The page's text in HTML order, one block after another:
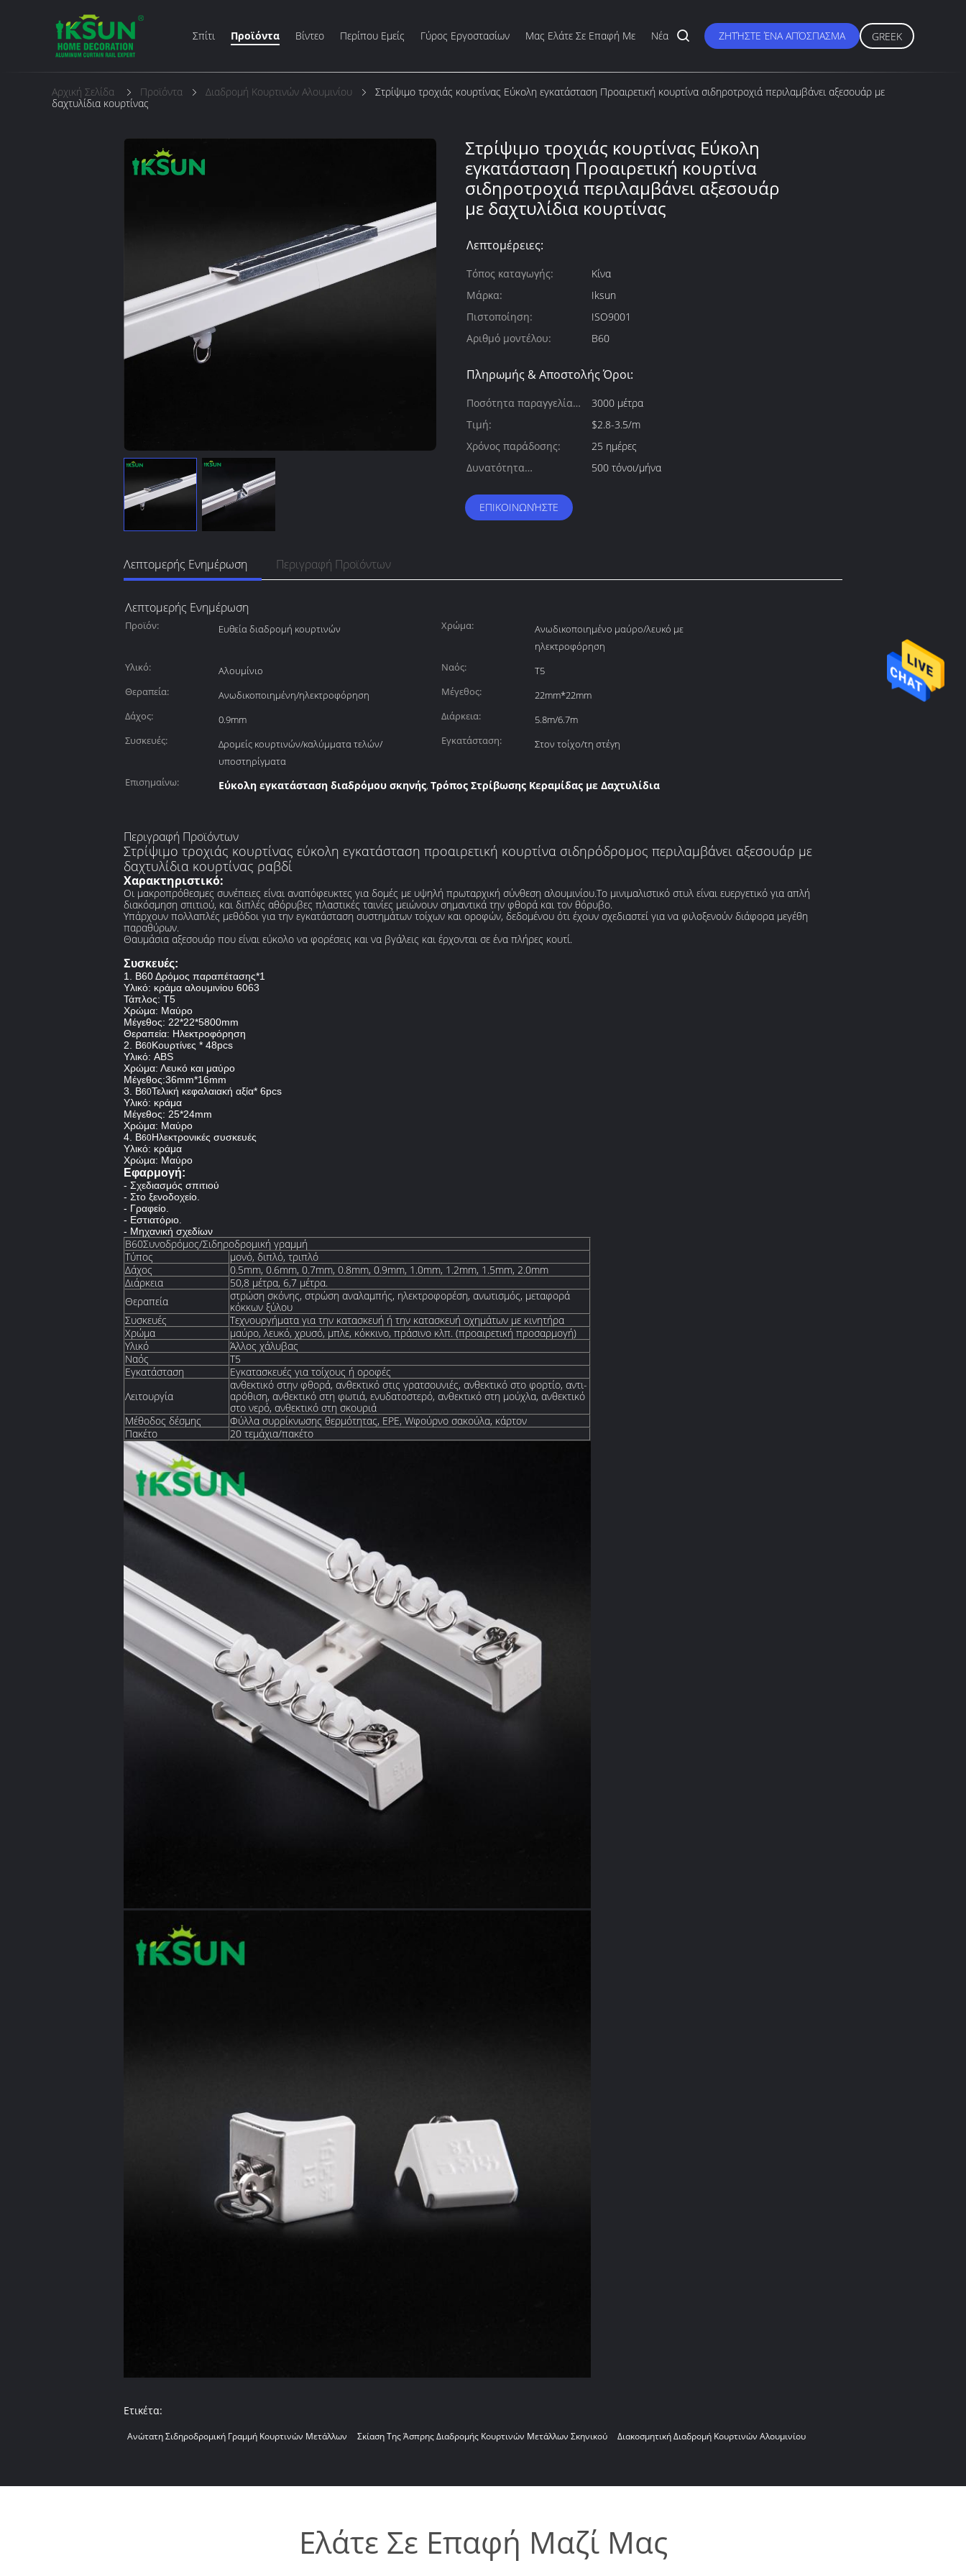
Σπίτι Προϊόντα Βίντεο Περίπου Εμείς Γύρος Εργοστασίων Μας Ελάτε Σε Επαφή Με Νέα ΖΗΤΉΣΤΕ ΈΝΑ ΑΠΌΣΠΑΣΜΑ GREEK
Αρχική Σελίδα Προϊόντα Διαδρομή Κουρτινών Αλουμινίου
Στρίψιμο τροχιάς κουρτίνας Εύκολη εγκατάσταση Προαιρετική κουρτίνα σιδηροτροχιά περιλαμβάνει αξεσουάρ με
δαχτυλίδια κουρτίνας
Στρίψιμο τροχιάς κουρτίνας Εύκολη
εγκατάσταση Προαιρετική κουρτίνα
σιδηροτροχιά περιλαμβάνει αξεσουάρ
με δαχτυλίδια κουρτίνας
Λεπτομέρειες:
Τόπος καταγωγής:
Κίνα
Μάρκα:
Iksun
Πιστοποίηση:
ISO9001
Αριθμό μοντέλου:
B60
Πληρωμής & Αποστολής Όροι:
Ποσότητα παραγγελίας
min:
3000 μέτρα
Τιμή:
$2.8-3.5/m
Χρόνος παράδοσης:
25 ημέρες
Δυνατότητα
500 τόνοι/μήνα
ΕΠΙΚΟΙΝΩΝΉΣΤΕ
Λεπτομερής Ενημέρωση Περιγραφή Προϊόντων
Λεπτομερής Ενημέρωση
Προϊόν: Ευθεία διαδρομή κουρτινών Χρώμα:
Ανωδικοποιημένο μαύρο/λευκό με
ηλεκτροφόρηση
Υλικό:
Αλουμίνιο Ναός:
Τ5
Θεραπεία:
Ανωδικοποιημένη/ηλεκτροφόρηση Μέγεθος:
22mm*22mm
Δάχος:
0.9mm Διάρκεια:
5.8m/6.7m
Συσκευές:
Δρομείς κουρτινών/καλύμματα τελών/
υποστηρίγματα
Εγκατάσταση: Στον τοίχο/τη στέγη
Επισημαίνω: Εύκολη εγκατάσταση διαδρόμου σκηνής, Τρόπος Στρίβωσης Κεραμίδας με Δαχτυλίδια
Περιγραφή Προϊόντων
Στρίψιμο τροχιάς κουρτίνας εύκολη εγκατάσταση προαιρετική κουρτίνα σιδηρόδρομος περιλαμβάνει αξεσουάρ με
δαχτυλίδια κουρτίνας ραβδί
Χαρακτηριστικό:
Οι μακροπρόθεσμες συνέπειες είναι αναπόφευκτες για δομές με υψηλή πρωταρχική σύνθεση αλουμινίου.Το μινιμαλιστικό στυλ είναι ευεργετικό για απλή
διακόσμηση σπιτιού, και διπλές αθόρυβες πλαστικές ταινίες μειώνουν σημαντικά την φθορά και τον θόρυβο.
Υπάρχουν πολλαπλές μεθόδοι για την εγκατάσταση συστημάτων τοίχων και οροφών, δεδομένου ότι έχουν σχεδιαστεί για να φιλοξενούν διάφορα μεγέθη
παραθύρων.
Θαυμάσια αξεσουάρ που είναι εύκολο να φορέσεις και να βγάλεις και έρχονται σε ένα πλήρες κουτί.
Συσκευές:
1. Β60 Δρόμος παραπέτασης*1
Υλικό: κράμα αλουμινίου 6063
Τάπλος: T5
Χρώμα: Μαύρο
Μέγεθος: 22*22*5800mm
Θεραπεία: Ηλεκτροφόρηση
2. Β60Κουρτίνες * 48pcs
Υλικό: ABS
Χρώμα: Λευκό και μαύρο
Μέγεθος:36mm*16mm
3. Β60Τελική κεφαλαιακή αξία* 6pcs
Υλικό: κράμα
Μέγεθος: 25*24mm
Χρώμα: Μαύρο
4. Β60Ηλεκτρονικές συσκευές
Υλικό: κράμα
Χρώμα: Μαύρο
Εφαρμογή:
- Σχεδιασμός σπιτιού
- Στο ξενοδοχείο.
- Γραφείο.
- Εστιατόριο.
- Μηχανική σχεδίων
Β60Συνοδρόμος/Σιδηροδρομική γραμμή
Τύπος
μονό, διπλό, τριπλό
Δάχος
0.5mm, 0.6mm, 0.7mm, 0.8mm, 0.9mm, 1.0mm, 1.2mm, 1.5mm, 2.0mm
Διάρκεια
50,8 μέτρα, 6,7 μέτρα.
Θεραπεία
στρώση σκόνης, στρώση αναλαμπής, ηλεκτροφορέση, ανωτισμός, μεταφορά
κόκκων ξύλου
Συσκευές
Τεχνουργήματα για την κατασκευή ή την κατασκευή οχημάτων με κινητήρα
Χρώμα
μαύρο, λευκό, χρυσό, μπλε, κόκκινο, πράσινο κλπ. (προαιρετική προσαρμογή)
Υλικό
Άλλος χάλυβας
Ναός
Τ5
Εγκατάσταση
Εγκατασκευές για τοίχους ή οροφές
Λειτουργία
ανθεκτικό στην φθορά, ανθεκτικό στις γρατσουνιές, ανθεκτικό στο φορτίο, αντι-
αρόθιση, ανθεκτικό στη φωτιά, ενυδατοστερό, ανθεκτικό στη μούχλα, ανθεκτικό
στο νερό, ανθεκτικό στη σκουριά
Μέθοδος δέσμης
Φύλλα συρρίκνωσης θερμότητας, EPE, Wφούρνο σακούλα, κάρτον
Πακέτο
20 τεμάχια/πακέτο
Ετικέτα:
Ανώτατη Σιδηροδρομική Γραμμή Κουρτινών Μετάλλων Σκίαση Της Άσπρης Διαδρομής Κουρτινών Μετάλλων Σκηνικού Διακοσμητική Διαδρομή Κουρτινών Αλουμινίου
Ελάτε Σε Επαφή Μαζί Μας